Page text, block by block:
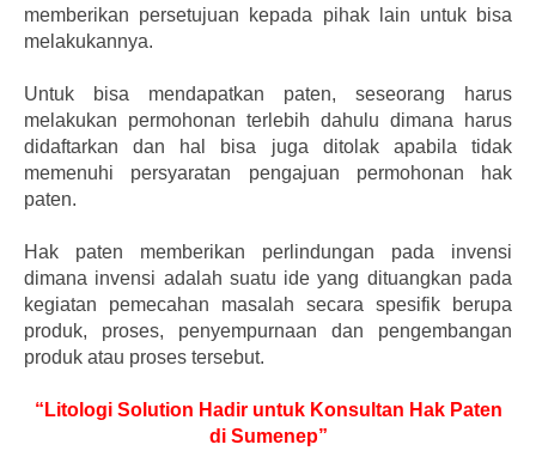
memberikan persetujuan kepada pihak lain untuk bisa
melakukannya.
Untuk bisa mendapatkan paten, seseorang harus
melakukan permohonan terlebih dahulu dimana harus
didaftarkan dan hal bisa juga ditolak apabila tidak
memenuhi persyaratan pengajuan permohonan hak
paten.
Hak paten memberikan perlindungan pada invensi
dimana invensi adalah suatu ide yang dituangkan pada
kegiatan pemecahan masalah secara spesifik berupa
produk, proses, penyempurnaan dan pengembangan
produk atau proses tersebut.
“Litologi Solution Hadir untuk Konsultan Hak Paten
di Sumenep”